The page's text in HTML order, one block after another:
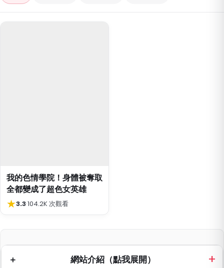
我的色情學院！身體被奪取
全都變成了超色女英雄
★3.3·104.2K 次觀看
網站介紹（點我展開）